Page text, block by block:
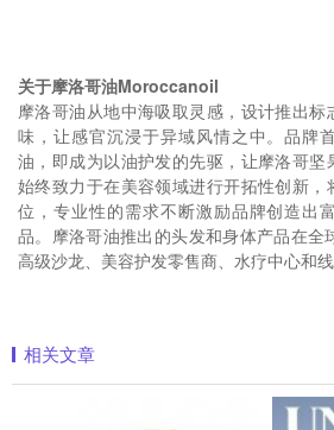
关于摩洛哥油Moroccanoil
摩洛哥油从地中海吸取灵感，设计推出
味，让感官沉浸于异域风情之中。品牌
油，即成为以油护发的先驱，让摩洛哥坚
始终致力于在美容领域进行开拓性创新
位，专业性的需求不断激励品牌创造出
品。摩洛哥油推出的头发和身体产品在全
高级沙龙、美容护发零售商、水疗中心和线
相关文章